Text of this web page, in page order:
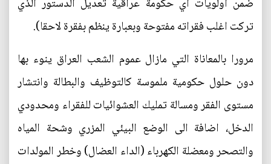
تركت اغلب فقراته مفتوحة وبعبارة ينظم بفقرة لاحقا).
مرورا بالمعاناة التي مازال عموم الشعب العراق ينوء بها
دون حلول حكومية ملموسة كالتوظيف والبطالة وانتشار
مستوى الفقر ومسالة تمليك العشوائيات للفقراء ومحدودي
الدخل، اضافة الى الوضع البيئي المزري وشحة المياه
والتصحر ومعضلة الكهرباء (الداء العضال) وخطر المولدات